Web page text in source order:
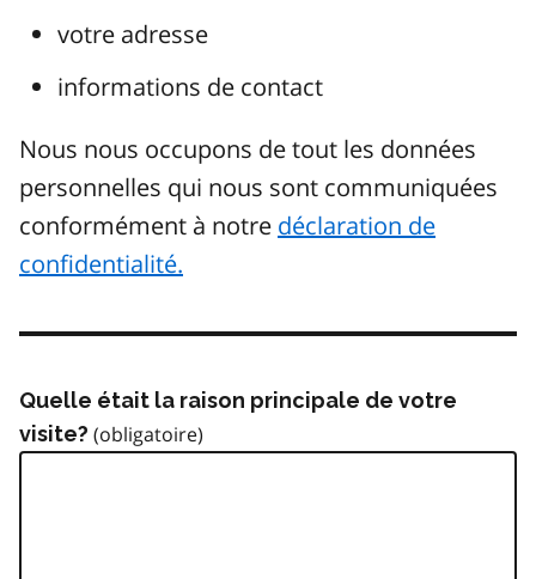
votre adresse
informations de contact
Nous nous occupons de tout les données
personnelles qui nous sont communiquées
conformément à notre déclaration de
confidentialité.
Quelle était la raison principale de votre
visite?